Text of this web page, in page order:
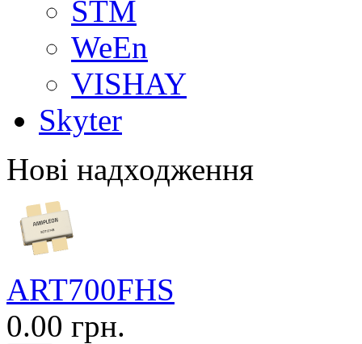
STM
WeEn
VISHAY
Skyter
Нові надходження
ART700FHS
0.00 грн.